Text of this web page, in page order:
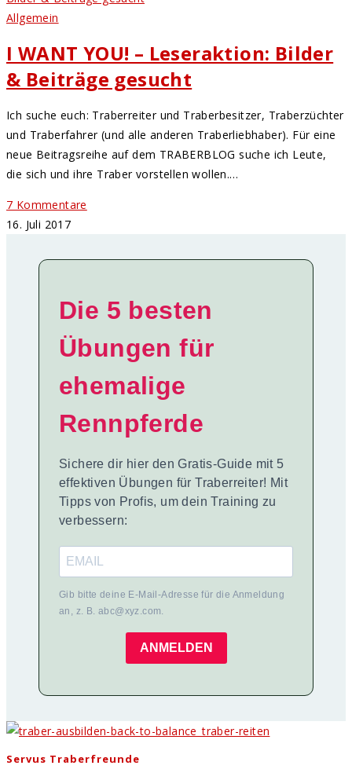
Allgemein
I WANT YOU! – Leseraktion: Bilder
& Beiträge gesucht
Ich suche euch: Traberreiter und Traberbesitzer, Traberzüchter
und Traberfahrer (und alle anderen Traberliebhaber). Für eine
neue Beitragsreihe auf dem TRABERBLOG suche ich Leute,
die sich und ihre Traber vorstellen wollen.…
7 Kommentare
16. Juli 2017
Die 5 besten
Übungen für
ehemalige
Rennpferde
Sichere dir hier den Gratis-Guide mit 5
effektiven Übungen für Traberreiter! Mit
Tipps von Profis, um dein Training zu
verbessern:
Gib bitte deine E-Mail-Adresse für die Anmeldung
an, z. B. abc@xyz.com.
ANMELDEN
Servus Traberfreunde